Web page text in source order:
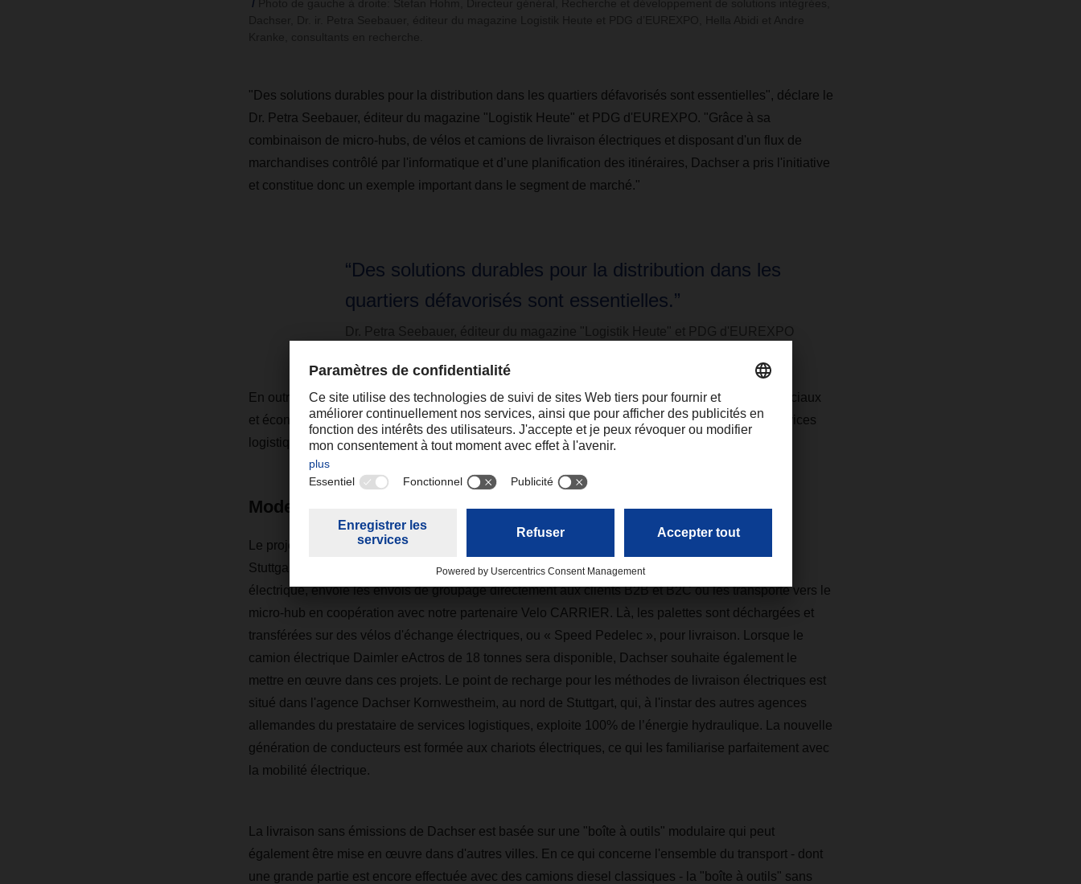
"Des solutions durables pour la distribution dans les quartiers défavorisés sont essentielles", déclare le
Dr. Petra Seebauer, éditeur du magazine "Logistik Heute" et PDG d'EUREXPO. "Grâce à sa
combinaison de micro-hubs, de vélos et camions de livraison électriques et disposant d'un flux de
marchandises contrôlé par l'informatique et d’une planification des itinéraires, Dachser a pris l'initiative
et constitue donc un exemple important dans le segment de marché."
“Des solutions durables pour la distribution dans les
quartiers défavorisés sont essentielles.”
Dr. Petra Seebauer, éditeur du magazine "Logistik Heute" et PDG d'EUREXPO
En outre, le jury a reconnu que les solutions sans émissions prennent en compte les aspects sociaux
et économiques et que ceux-ci peuvent également être appliqués à d'autres prestataires de services
logistiques.
Modes de livraison sans émissions de Dachser
Le projet primé couvre une superficie d'environ quatre kilomètres carrés dans le centre-ville de
Stuttgart, où toutes les expéditions sont livrées sans émission. Le FUSO eCanter, entièrement
électrique, envoie les envois de groupage directement aux clients B2B et B2C ou les transporte vers le
micro-hub en coopération avec notre partenaire Velo CARRIER. Là, les palettes sont déchargées et
transférées sur des vélos d'échange électriques, ou « Speed Pedelec », pour livraison. Lorsque le
camion électrique Daimler eActros de 18 tonnes sera disponible, Dachser souhaite également le
mettre en œuvre dans ces projets. Le point de recharge pour les méthodes de livraison électriques est
situé dans l'agence Dachser Kornwestheim, au nord de Stuttgart, qui, à l'instar des autres agences
allemandes du prestataire de services logistiques, exploite 100% de l’énergie hydraulique. La nouvelle
génération de conducteurs est formée aux chariots électriques, ce qui les familiarise parfaitement avec
la mobilité électrique.
La livraison sans émissions de Dachser est basée sur une "boîte à outils" modulaire qui peut
également être mise en œuvre dans d'autres villes. En ce qui concerne l'ensemble du transport - dont
une grande partie est encore effectuée avec des camions diesel classiques - la "boîte à outils" sans